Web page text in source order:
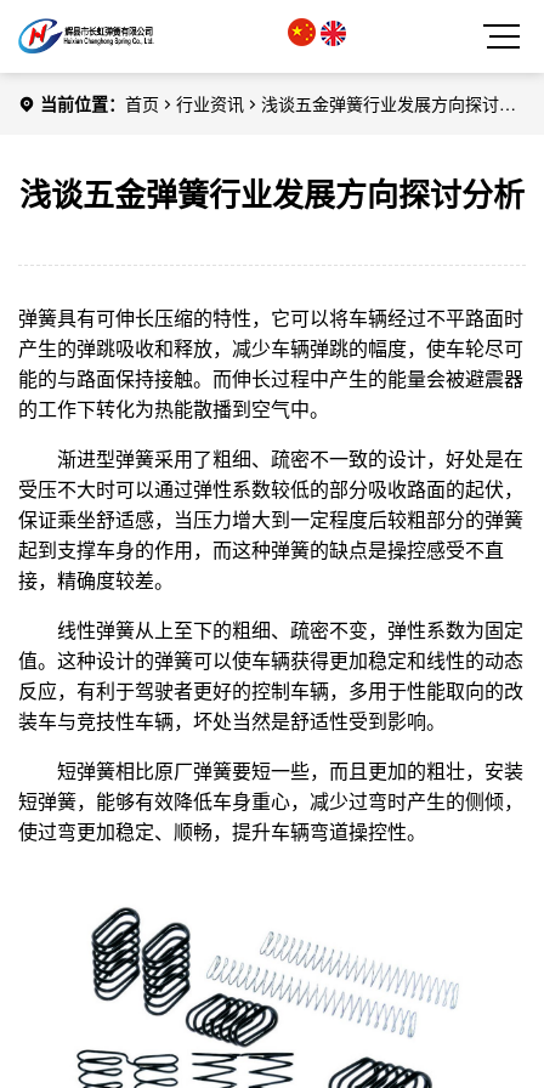
当前位置： 首页 行业资讯
浅谈五金弹簧行业发展方向探讨分
浅谈五金弹簧行业发展方向探讨分析
弹簧具有可伸长压缩的特性，它可以将车辆经过不平路面时
产生的弹跳吸收和释放，减少车辆弹跳的幅度，使车轮尽可
能的与路面保持接触。而伸长过程中产生的能量会被避震器
的工作下转化为热能散播到空气中。
渐进型弹簧采用了粗细、疏密不一致的设计，好处是在
受压不大时可以通过弹性系数较低的部分吸收路面的起伏，
保证乘坐舒适感，当压力增大到一定程度后较粗部分的弹簧
起到支撑车身的作用，而这种弹簧的缺点是操控感受不直
接，精确度较差。
线性弹簧从上至下的粗细、疏密不变，弹性系数为固定
值。这种设计的弹簧可以使车辆获得更加稳定和线性的动态
反应，有利于驾驶者更好的控制车辆，多用于性能取向的改
装车与竞技性车辆，坏处当然是舒适性受到影响。
短弹簧相比原厂弹簧要短一些，而且更加的粗壮，安装
短弹簧，能够有效降低车身重心，减少过弯时产生的侧倾，
使过弯更加稳定、顺畅，提升车辆弯道操控性。